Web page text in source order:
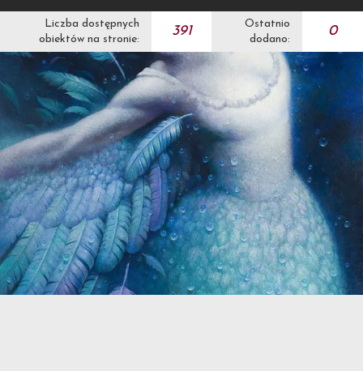
0
Ostatnio
dodano:
391
Liczba dostępnych
obiektów na stronie: